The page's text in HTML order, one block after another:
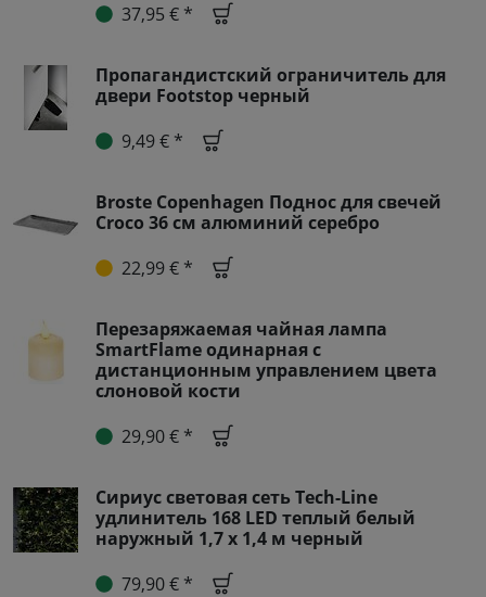
37,95 € *
Пропагандистский ограничитель для
двери Footstop черный
9,49 € *
Broste Copenhagen Поднос для свечей
Croco 36 см алюминий серебро
22,99 € *
Перезаряжаемая чайная лампа
SmartFlame одинарная с
дистанционным управлением цвета
слоновой кости
29,90 € *
Сириус световая сеть Tech-Line
удлинитель 168 LED теплый белый
наружный 1,7 х 1,4 м черный
79,90 € *